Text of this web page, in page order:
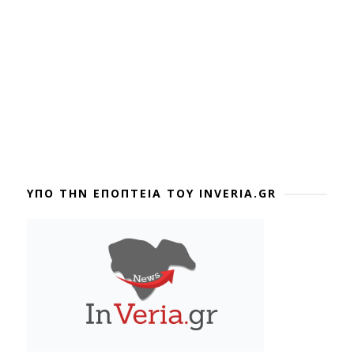
ΥΠΟ ΤΗΝ ΕΠΟΠΤΕΙΑ ΤΟΥ INVERIA.GR